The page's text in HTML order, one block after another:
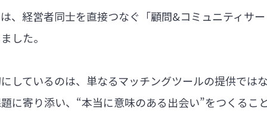
、経営者同士を直接つなぐ「顧問&コミュニティサ
した。
しているのは、単なるマッチングツールの提供では
に寄り添い、“本当に意味のある出会い”をつくるこ